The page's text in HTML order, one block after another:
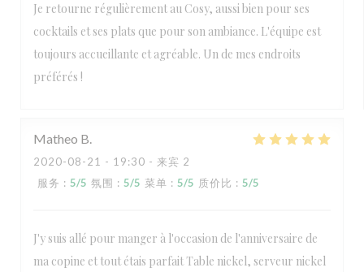
Je retourne régulièrement au Cosy, aussi bien pour ses
cocktails et ses plats que pour son ambiance. L'équipe est
toujours accueillante et agréable. Un de mes endroits
préférés !
Matheo B
2020-08-21 - 19:30 - 来宾 2
服务 : 5/5 氛围 : 5/5 菜单 : 5/5 质价比 : 5/5
J'y suis allé pour manger à l'occasion de l'anniversaire de
ma copine et tout étais parfait Table nickel, serveur nickel